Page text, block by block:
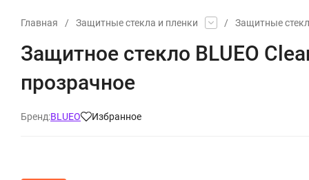
Главная / Защитные стекла и пленки / Защитные
Защитное стекло BLUEO
прозрачное
Бренд:BLUEO Избранное